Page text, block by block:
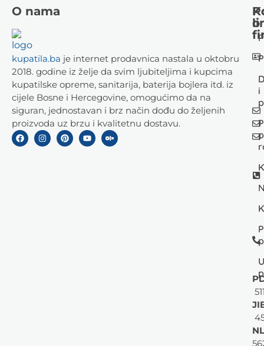
O nama
kupatila.ba je internet prodavnica nastala u oktobru
2018. godine iz želje da svim ljubiteljima i kupcima
kupatilske opreme, sanitarija, baterija bojlera itd. iz
cijele Bosne i Hercegovine, omogućimo da na
siguran, jednostavan i brz način dođu do željenih
proizvoda uz brzu i kvalitetnu dostavu.
i
o